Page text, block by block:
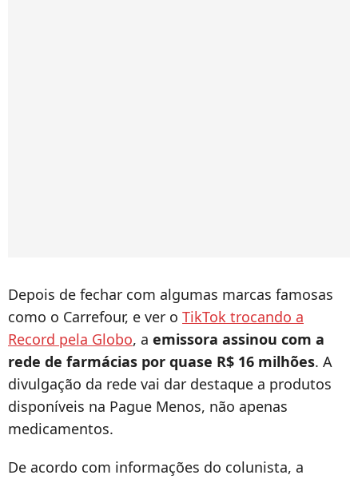
Depois de fechar com algumas marcas famosas
como o Carrefour, e ver o TikTok trocando a
Record pela Globo, a emissora assinou com a
rede de farmácias por quase R$ 16 milhões. A
divulgação da rede vai dar destaque a produtos
disponíveis na Pague Menos, não apenas
medicamentos.
De acordo com informações do colunista, a